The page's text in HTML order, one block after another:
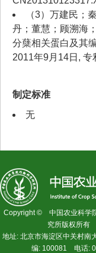
（3）万建民；
丹；董慧；顾溯海
分蘖相关蛋白及其
2011年9月14日, 专
制定标准
无
Copyright © 中国农业科学
究所版权所有
地址: 北京市海淀区中关村
编: 100081 电话: